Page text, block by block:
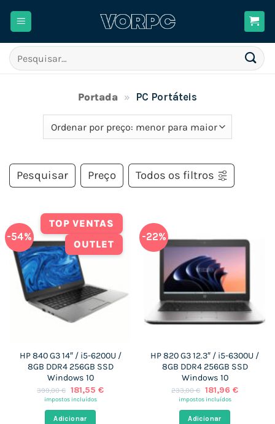
Pesquisar
por:
Portada » PC Portáteis
Pesquisar Preço Todos os filtros
-54%
TOP VENTAS
OUTLET
HP 840 G3 14″ / i5-6200U /
8GB DDR4 256GB SSD
Windows 10
399,00€ O
preço
era:
181,55 €O
impostos incluídos
Adicionar
-22%
HP 820 G3 12.3″ / i5-6300U /
8GB DDR4 256GB SSD
Windows 10
233,00€ O
preço
era:
181,96 €O
impostos incluídos
Adicionar